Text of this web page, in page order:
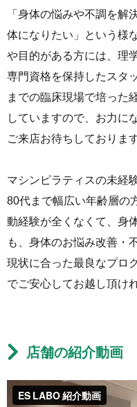
「身体の悩みや不調を解
体になりたい」という様
や目的がある方には、理
専門資格を保持したスタ
までの臨床現場で培った
していますので、お力に
ご来店お待ちしております
マシンピラティスの未経
80代まで幅広い年齢層の
動経験が全くなくて、身
も、身体のお悩み改善・
現状に合った最良なプロ
でご安心してお越し頂け
店舗の紹介動画